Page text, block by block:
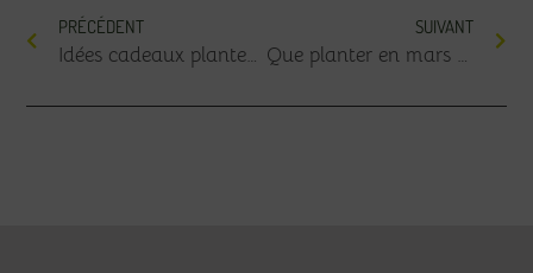
PRÉCÉDENT
Idées cadeaux plantes : Quelles plantes offrir pour la Saint-Valentin ?
SUIVANT
Que planter en mars au potager ?